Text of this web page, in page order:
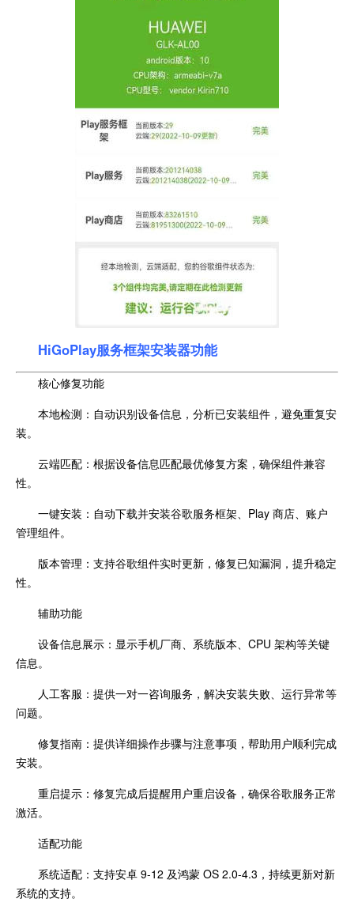
HiGoPlay服务框架安装器功能
核心修复功能
本地检测：自动识别设备信息，分析已安装组件，避免重复安
装。
云端匹配：根据设备信息匹配最优修复方案，确保组件兼容
性。
一键安装：自动下载并安装谷歌服务框架、Play 商店、账户
管理组件。
版本管理：支持谷歌组件实时更新，修复已知漏洞，提升稳定
性。
辅助功能
设备信息展示：显示手机厂商、系统版本、CPU 架构等关键
信息。
人工客服：提供一对一咨询服务，解决安装失败、运行异常等
问题。
修复指南：提供详细操作步骤与注意事项，帮助用户顺利完成
安装。
重启提示：修复完成后提醒用户重启设备，确保谷歌服务正常
激活。
适配功能
系统适配：支持安卓 9-12 及鸿蒙 OS 2.0-4.3，持续更新对新
系统的支持。